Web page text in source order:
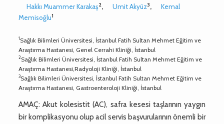
Hakkı Muammer Karakaş2, Umit Akyüz3,
Kemal
Memisoğlu1
1Sağlık Bilimleri Üniversitesi, İstanbul Fatih Sultan Mehmet Eğitim ve
Araştırma Hastanesi, Genel Cerrahi Kliniği, İstanbul
2Sağlık Bilimleri Üniversitesi, İstanbul Fatih Sultan Mehmet Eğitim ve
Araştırma Hastanesi,Radyoloji Kliniği, İstanbul
3Sağlık Bilimleri Üniversitesi, İstanbul Fatih Sultan Mehmet Eğitim ve
Araştırma Hastanesi, Gastroenteroloji Kliniği, İstanbul
AMAÇ: Akut kolesistit (AC), safra kesesi taşlarının yaygın
bir komplikasyonu olup acil servis başvurularının önemli bir